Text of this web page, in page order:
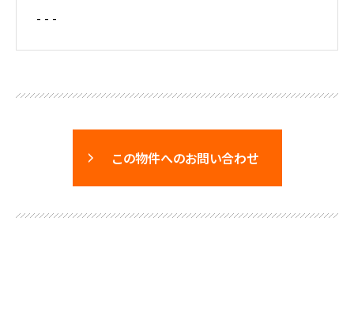
- - -
この物件へのお問い合わせ